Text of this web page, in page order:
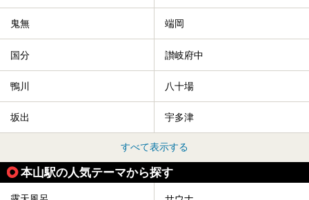
鬼無 端岡
国分 讃岐府中
鴨川 八十場
坂出 宇多津
すべて表示する
本山駅の人気テーマから探す